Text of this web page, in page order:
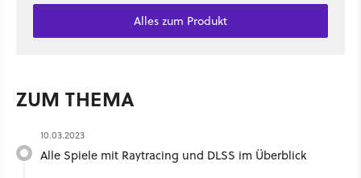
Alles zum Produkt
ZUM THEMA
10.03.2023
Alle Spiele mit Raytracing und DLSS im Überblick